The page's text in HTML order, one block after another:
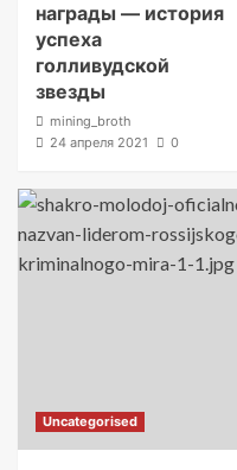
награды — история
успеха
голливудской
звезды
mining_broth
24 апреля 2021
0
Uncategorised